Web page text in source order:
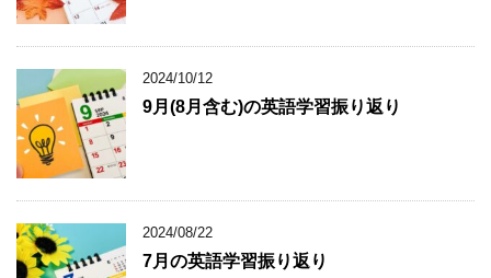
2024/10/12
9月(8月含む)の英語学習振り返り
2024/08/22
7月の英語学習振り返り